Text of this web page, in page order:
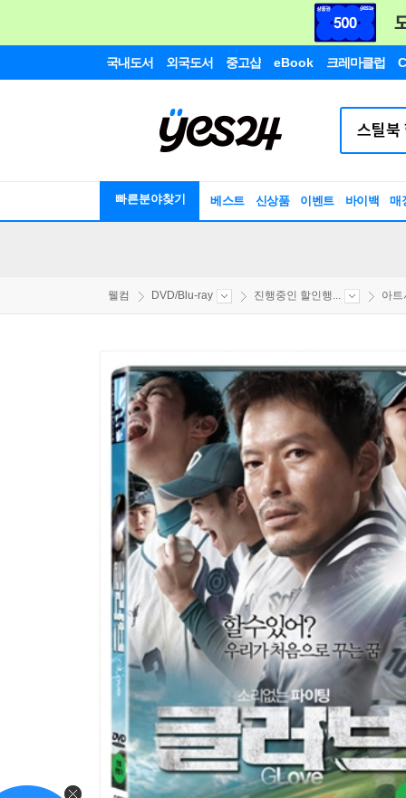
국내도서 외국도서 중고샵 eBook 크레마클럽
빠른분야찾기 베스트 신상품 이벤트 바이백 매
웰컴 DVD/Blu-ray 진행중인 할인행... 아트